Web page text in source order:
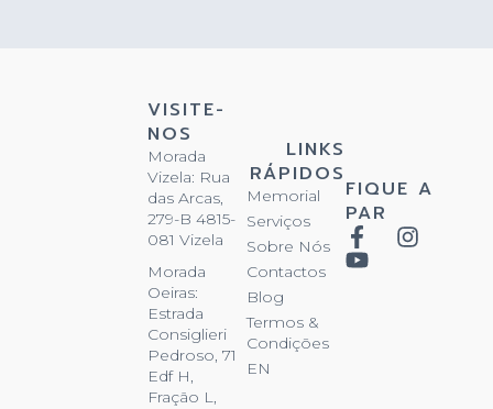
VISITE-
NOS
Morada
Vizela: Rua
das Arcas,
279-B 4815-
081 Vizela
Morada
Oeiras:
Estrada
Consiglieri
Pedroso, 71
Edf H,
Fração L,
LINKS
RÁPIDOS
Memorial
Serviços
Sobre Nós
Contactos
Blog
Termos &
Condições
EN
FIQUE A
PAR